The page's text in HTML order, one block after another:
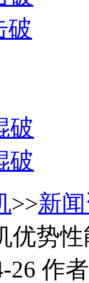
破
破
破
>>新
优势
26 作